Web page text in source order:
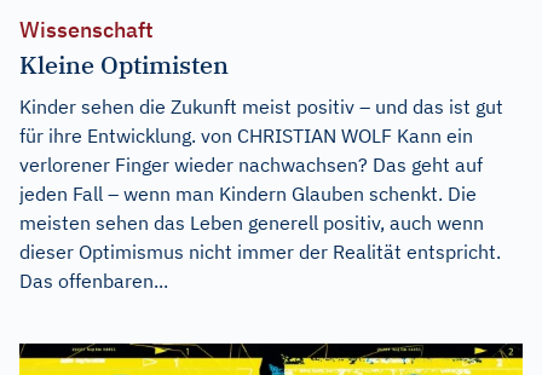
Wissenschaft
Kleine Optimisten
Kinder sehen die Zukunft meist positiv – und das ist gut
für ihre Entwicklung. von CHRISTIAN WOLF Kann ein
verlorener Finger wieder nachwachsen? Das geht auf
jeden Fall – wenn man Kindern Glauben schenkt. Die
meisten sehen das Leben generell positiv, auch wenn
dieser Optimismus nicht immer der Realität entspricht.
Das offenbaren...